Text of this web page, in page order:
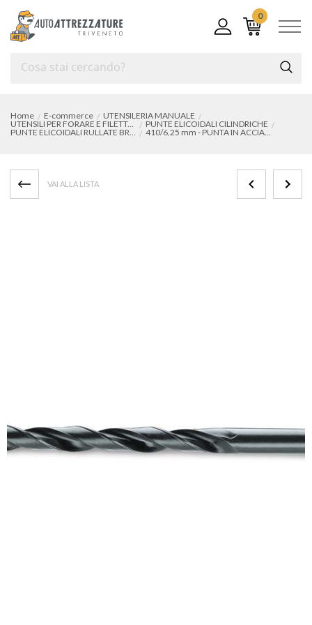
0
Home E-commerce
UTENSILERIA MANUALE
UTENSILI PER FORARE E FILETTARE
PUNTE ELICOIDALI CILINDRICHE
PUNTE ELICOIDALI RULLATE BRUNITE IN ACCIAIO HSS
410/6,25 mm - PUNTA IN ACCIAIO HSS - RULLATA
VAI ALLA LISTA